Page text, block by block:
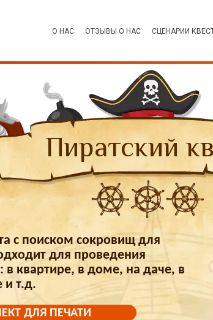
О НАС ОТЗЫВЫ О НАС СЦЕНАРИИ
Пиратский
с поиском сокровищ для
для проведения
квартире, в доме, на даче, в
и т.д.
ДЛЯ ПЕЧАТИ